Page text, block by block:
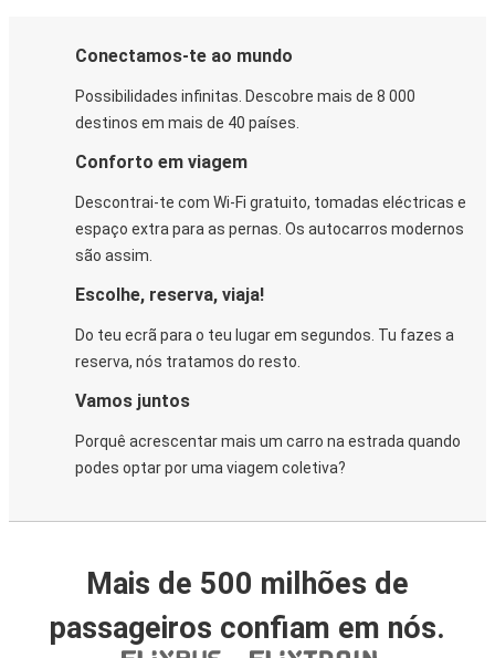
Conectamos-te ao mundo
Possibilidades infinitas. Descobre mais de 8 000
destinos em mais de 40 países.
Conforto em viagem
Descontrai-te com Wi-Fi gratuito, tomadas eléctricas e
espaço extra para as pernas. Os autocarros modernos
são assim.
Escolhe, reserva, viaja!
Do teu ecrã para o teu lugar em segundos. Tu fazes a
reserva, nós tratamos do resto.
Vamos juntos
Porquê acrescentar mais um carro na estrada quando
podes optar por uma viagem coletiva?
Mais de 500 milhões de
passageiros confiam em nós.